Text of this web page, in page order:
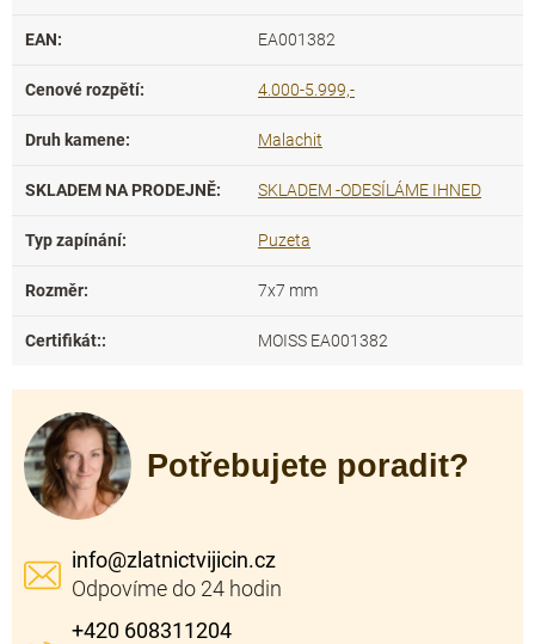
EAN: EA001382
Cenové rozpětí: 4.000-5.999,-
Druh kamene: Malachit
SKLADEM NA PRODEJNĚ: SKLADEM -ODESÍLÁME IHNED
Typ zapínání: Puzeta
Rozměr: 7x7 mm
Certifikát:: MOISS EA001382
Potřebujete poradit?
info@zlatnictvijicin.cz
+420 608311204